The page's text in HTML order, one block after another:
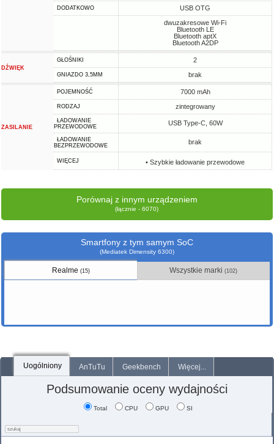
DODATKOWO
USB OTG
dwuzakresowe Wi-Fi
Bluetooth LE
Bluetooth aptX
Bluetooth A2DP
DŹWIĘK
GŁOŚNIKI 2
GNIAZDO 3,5MM brak
ZASILANIE
POJEMNOŚĆ 7000 mAh
RODZAJ zintegrowany
ŁADOWANIE
PRZEWODOWE
USB Type-C, 60W
ŁADOWANIE
BEZPRZEWODOWE
brak
WIĘCEJ • Szybkie ładowanie przewodowe
Porównaj z innym urządzeniem
(łącznie - 6070)
Smartfony z tym samym SoC
(Mediatek Dimensity 6300)
Realme (15) Wszystkie marki(102)
Uogólniony AnTuTu Geekbench Więcej...
Podsumowanie oceny wydajności
Total CPU GPU SI